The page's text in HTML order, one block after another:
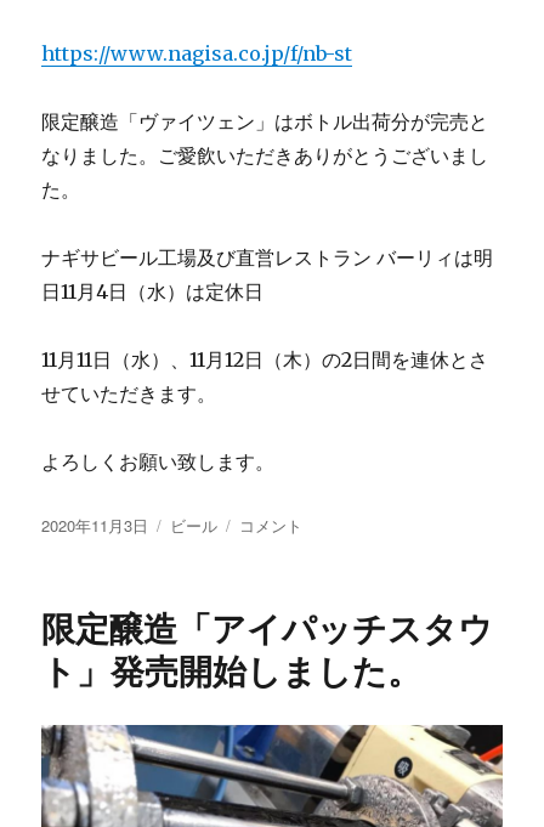
https://www.nagisa.co.jp/f/nb-st
限定醸造「ヴァイツェン」はボトル出荷分が完売と
なりました。ご愛飲いただきありがとうございまし
た。
ナギサビール工場及び直営レストラン バーリィは明
日11月4日（水）は定休日
11月11日（水）、11月12日（木）の2日間を連休とさ
せていただきます。
よろしくお願い致します。
投
2020年11月3日
カ
ー
ビール
限
ル
の
ご
内
に
コメント
限定醸造「アイパッチスタウ
ト」発売開始しました。